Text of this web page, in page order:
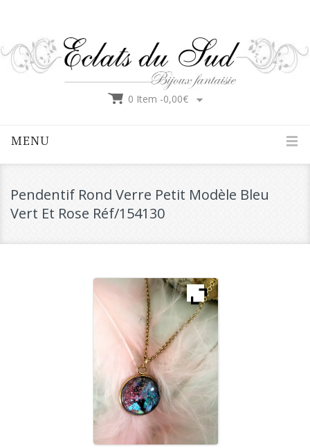
MENU
0 Item -0,00€
Pendentif Rond Verre Petit Modèle Bleu
Vert Et Rose Réf/154130